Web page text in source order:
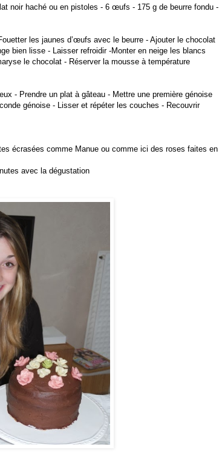
noir haché ou en pistoles - 6 œufs - 175 g de beurre fondu -
les jaunes d’œufs avec le beurre - Ajouter le chocolat
bien lisse - Laisser refroidir -Monter en neige les blancs
le chocolat - Réserver la mousse à température
- Prendre un plat à gâteau - Mettre une première génoise
génoise - Lisser et répéter les couches - Recouvrir
écrasées comme Manue ou comme ici des roses faites en
avec la dégustation